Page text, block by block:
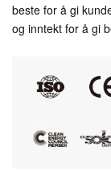
beste for å gi
og inntekt for å gi